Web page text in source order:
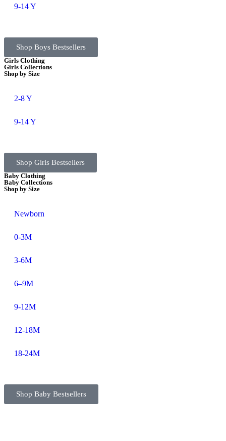
9-14 Y
Shop Boys Bestsellers
Girls Clothing
Girls Collections
Shop by Size
2-8 Y
9-14 Y
Shop Girls Bestsellers
Baby Clothing
Baby Collections
Shop by Size
Newborn
0-3M
3-6M
6–9M
9-12M
12-18M
18-24M
Shop Baby Bestsellers